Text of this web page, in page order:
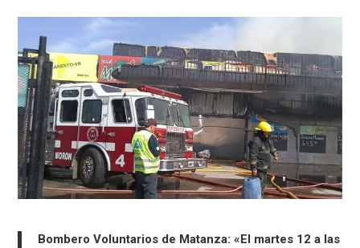
Bombero Voluntarios de Matanza: «El martes 12 a las